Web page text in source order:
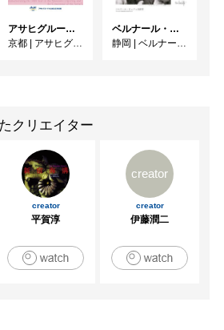
会」ケスナー協会（ハノーバー）
市立美術館等
アサヒグループ大山崎山荘美術館 開館30周年記念展「没後100年 クロード・モネ」
京都 | アサヒグループ大山崎山荘美術館
ベルナール・ビュフェと写真 ーカメラがとらえたビュフェとその時代、そして21 世紀へ
静岡 | ベルナール・ビュフェ美術館
クリエイター
creator
平賀淳
creator
creator
伊藤潤二